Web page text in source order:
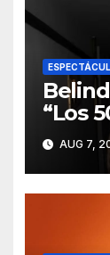
“Los
AUG 7,